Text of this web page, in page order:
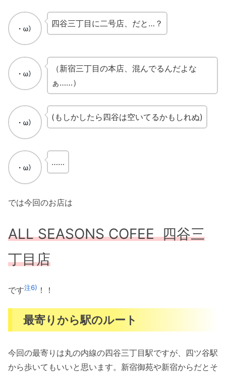
四谷三丁目に二号店、だと…？
（新宿三丁目の本店、混んでるんだよな
ぁ……）
(もしかしたら四谷は空いてるかもしれぬ)
……
では今回のお店は
ALL SEASONS COFEE 四谷三
丁目店
です注6) ！！
最寄りから駅のルート
今回の最寄りは丸の内線の四谷三丁目駅ですが、四ツ谷駅
から歩いてもいいと思います。新宿御苑や新宿からだとそ